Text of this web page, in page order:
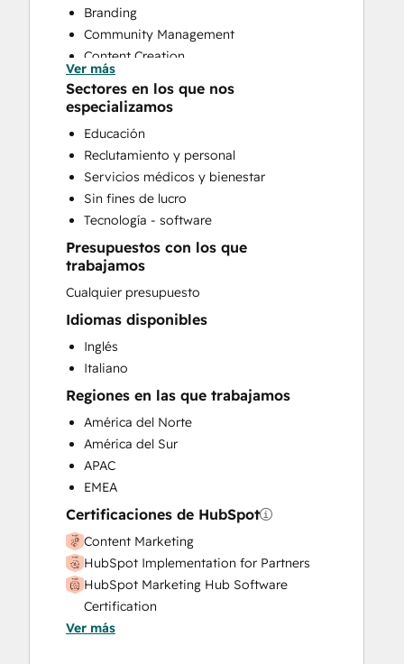
Branding
Community Management
Content Creation
Conversational Marketing
CRM Implementation
CRM Migration
Custom API Integrations
Customer Marketing
Customer Success Training
Customer Support Training
Customer Survey and Analysis
Email Marketing
Full Inbound Marketing Services
Help Desk Implementation
HubSpot Onboarding
Knowledge Base Development
Paid Advertising
Public Relations
Sales and Marketing Alignment
Sales Coaching and Training
Sales Enablement
Search Engine Optimization
Social Media
Video Production
Website Design
Website Development
Website Migration
Ver más
Sectores en los que nos
especializamos
Educación
Reclutamiento y personal
Servicios médicos y bienestar
Sin fines de lucro
Tecnología - software
Presupuestos con los que
trabajamos
Cualquier presupuesto
Idiomas disponibles
Inglés
Italiano
Regiones en las que trabajamos
América del Norte
América del Sur
APAC
EMEA
Certificaciones de HubSpot
Content Marketing
HubSpot Implementation for Partners
HubSpot Marketing Hub Software
Certification
HubSpot Solutions Partner
Ver más